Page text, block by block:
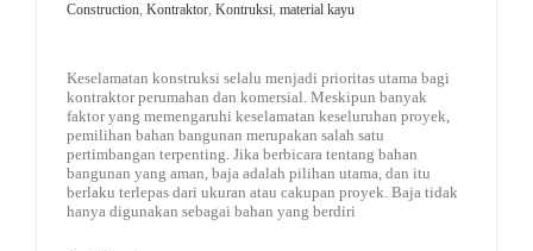
Construction, Kontraktor, Kontruksi, material kayu
Keselamatan konstruksi selalu menjadi prioritas utama bagi
kontraktor perumahan dan komersial. Meskipun banyak
faktor yang memengaruhi keselamatan keseluruhan proyek,
pemilihan bahan bangunan merupakan salah satu
pertimbangan terpenting. Jika berbicara tentang bahan
bangunan yang aman, baja adalah pilihan utama, dan itu
berlaku terlepas dari ukuran atau cakupan proyek. Baja tidak
hanya digunakan sebagai bahan yang berdiri